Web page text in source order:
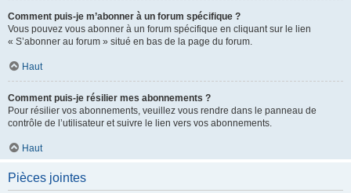
Comment puis-je m’abonner à un forum spécifique ?
Vous pouvez vous abonner à un forum spécifique en cliquant sur le lien
« S’abonner au forum » situé en bas de la page du forum.
Haut
Comment puis-je résilier mes abonnements ?
Pour résilier vos abonnements, veuillez vous rendre dans le panneau de
contrôle de l’utilisateur et suivre le lien vers vos abonnements.
Haut
Pièces jointes